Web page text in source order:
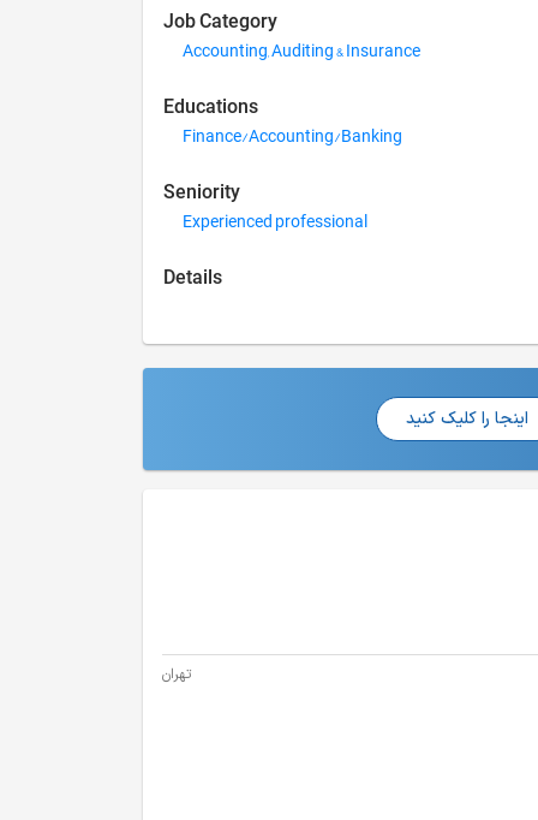
Job Category
Accounting, Auditing & Insurance
Educations
Finance/Accounting/Banking
Seniority
Experienced professional
Details
اینجا را کلیک کنید
تهران